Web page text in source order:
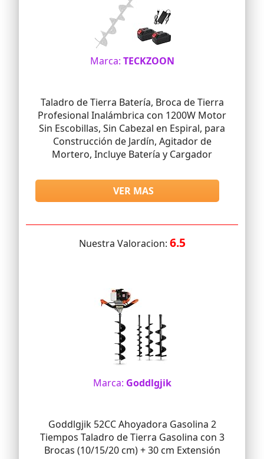
Marca: TECKZOON
Taladro de Tierra Batería, Broca de Tierra
Profesional Inalámbrica con 1200W Motor
Sin Escobillas, Sin Cabezal en Espiral, para
Construcción de Jardín, Agitador de
Mortero, Incluye Batería y Cargador
VER MAS
Nuestra Valoracion: 6.5
Marca: Goddlgjik
Goddlgjik 52CC Ahoyadora Gasolina 2
Tiempos Taladro de Tierra Gasolina con 3
Brocas (10/15/20 cm) + 30 cm Extensión